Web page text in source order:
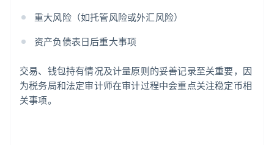
重大风险（如托管风险或外汇风险）
资产负债表日后重大事项
交易、钱包持有情况及计量原则的妥善记录至关重要，因
为税务局和法定审计师在审计过程中会重点关注稳定币相
关事项。